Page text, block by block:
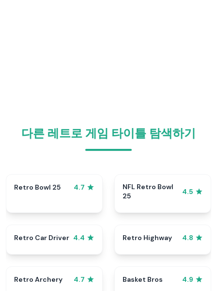
다른 레트로 게임 타이틀 탐색하기
Retro Bowl 25 4.7
NFL Retro Bowl
25
4.5
Retro Car Driver 4.4 Retro Highway 4.8
Retro Archery 4.7 Basket Bros 4.9